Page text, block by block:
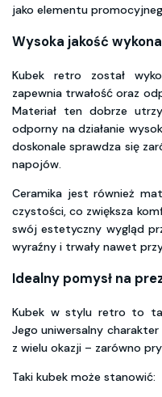
jako elementu
Wysoka jakość
Kubek retro został
zapewnia trwałość oraz
Materiał ten dobrze
odporny na działanie
doskonale sprawdza się
napojów.
Ceramika jest również
czystości, co zwiększa
swój estetyczny wygląd
wyraźny i trwały nawet
Idealny pomysł na
Kubek w stylu retro to
Jego uniwersalny
z wielu okazji – zarówno
Taki kubek może stanowić: